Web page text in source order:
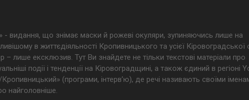
- видання, що знімає маски й рожеві окуляри, зупиняючись лише на
в життєдіяльності Кропивницького та усієї Кіровоградської
– лише ексклюзив. Тут Ви знайдете не тільки текстові матеріали про
події і тенденції на Кіровоградщині, а також єдиний в регіоні
(програми, інтерв’ю), де речі називають своїми
найголовніше.